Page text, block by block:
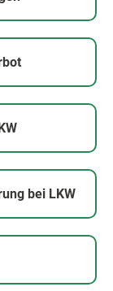
bei LKW